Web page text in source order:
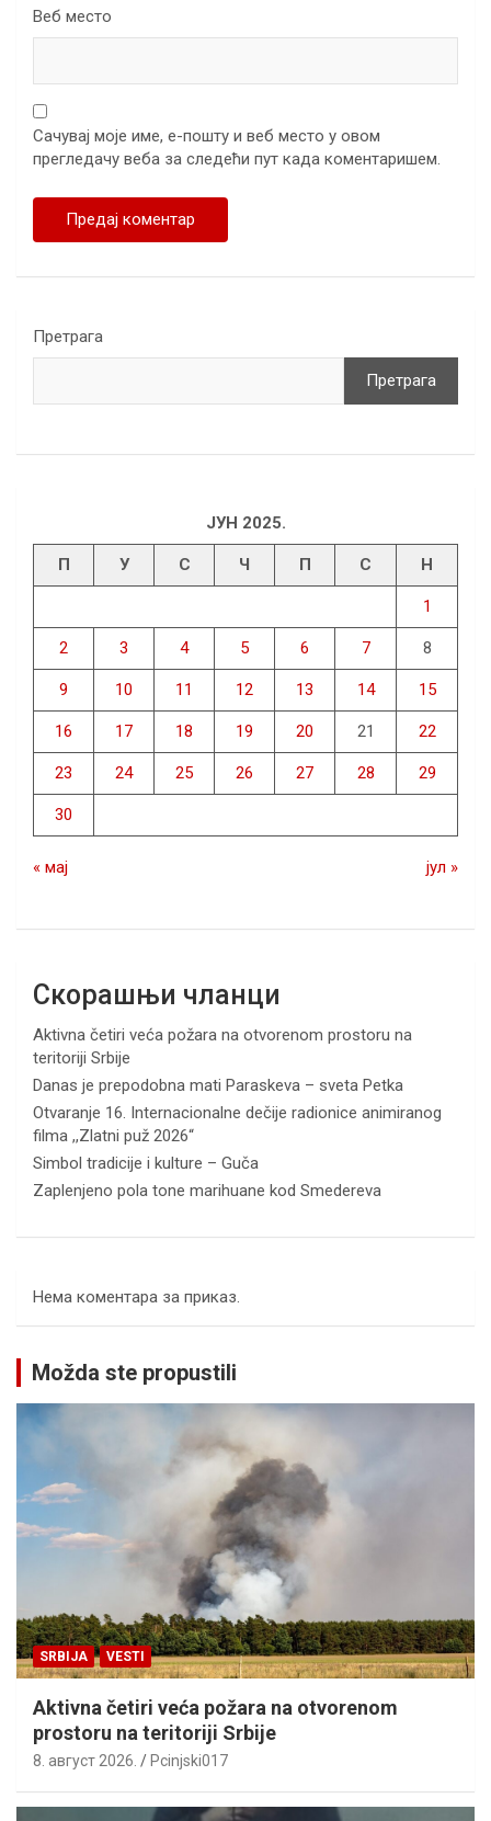
Веб место
Сачувај моје име, е-пошту и веб место у овом
прегледачу веба за следећи пут када коментаришем.
Претрага
Претрага
ЈУН 2025.
П У С Ч П С Н
1
2 3 4 5 6 7 8
9 10 11 12 13 14 15
16 17 18 19 20 21 22
23 24 25 26 27 28 29
30
« мај јул »
Скорашњи чланци
Aktivna četiri veća požara na otvorenom prostoru na
teritoriji Srbije
Danas je prepodobna mati Paraskeva – sveta Petka
Otvaranje 16. Internacionalne dečije radionice animiranog
filma ,,Zlatni puž 2026“
Simbol tradicije i kulture – Guča
Zaplenjeno pola tone marihuane kod Smedereva
Нема коментара за приказ.
Možda ste propustili
SRBIJA VESTI
Aktivna četiri veća požara na otvorenom
prostoru na teritoriji Srbije
8. август 2026. Pcinjski017